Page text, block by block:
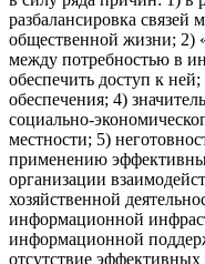
разбалансировка
общественной жизни; 2)
между потребностью в
обеспечить доступ к
обеспечения; 4)
социально-
местности; 5)
применению
организации
хозяйственной
информационной
информационной
отсутствие